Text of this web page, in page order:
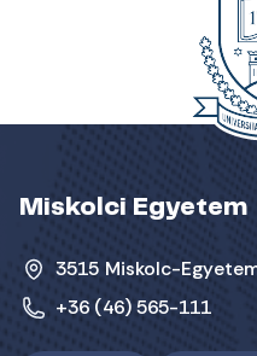
Miskolci Egyetem
3515 Miskolc-
+36 (46) 565-111